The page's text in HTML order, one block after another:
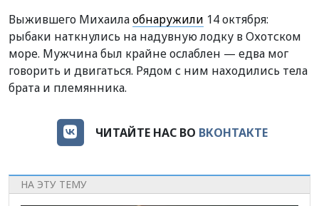
Выжившего Михаилаобнаружили 14 октября:
рыбаки наткнулись на надувную лодку в Охотском
море. Мужчина был крайне ослаблен — едва мог
говорить и двигаться. Рядом с ним находились тела
брата и племянника.
ЧИТАЙТЕ НАС ВО ВКОНТАКТЕ
НА ЭТУ ТЕМУ